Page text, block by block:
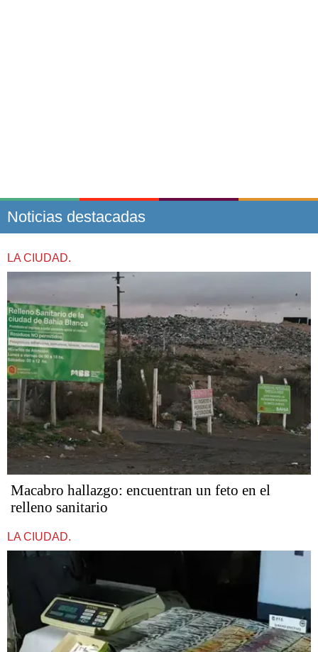
Noticias destacadas
LA CIUDAD.
Macabro hallazgo: encuentran un feto en el
relleno sanitario
LA CIUDAD.